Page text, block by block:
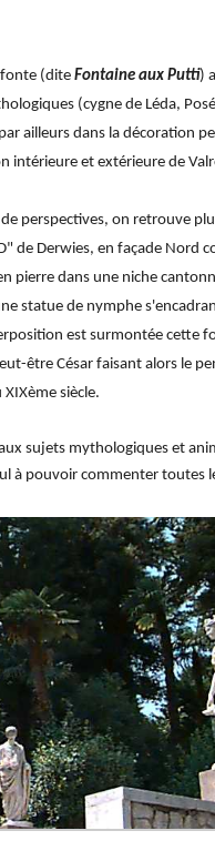
(dite Fontaine aux Putti)
(cygne de Léda,
ailleurs dans la décoration
intérieure et extérieure de
perspectives, on retrouve
de Derwies, en façade Nord
pierre dans une niche
statue de nymphe
est surmontée cette
être César faisant alors le
siècle.
sujets mythologiques et
à pouvoir commenter toutes